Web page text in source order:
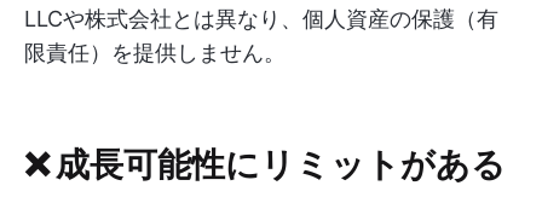
LLCや株式会社とは異なり、個人資産の保護（有
限責任）を提供しません。
❌ 成長可能性にリミットがある